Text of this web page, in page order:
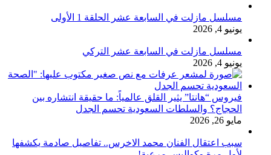
مسلسل مازلت في السابعة عشر الحلقة 1 الأولى
يونيو 4, 2026
مسلسل مازلت في السابعة عشر التركي
يونيو 4, 2026
فيروس “هانتا” يثير القلق عالمياً: ما حقيقة انتشاره بين
الحجاج؟ والسلطات السعودية تحسم الجدل
مايو 26, 2026
سبب اعتقال الفنان محمد الاخرس.. تفاصيل صادمة يكشفها